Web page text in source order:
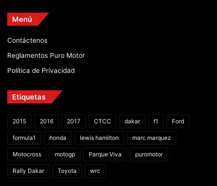
Menú
Contáctenos
Reglamentos Puro Motor
Política de Privacidad
Etiquetas
2015 2016 2017 CTCC dakar f1 Ford
formula1 honda lewis hamilton marc marquez
Motocross motogp Parque Viva puromotor
Rally Dakar Toyota wrc